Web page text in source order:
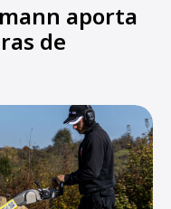
aporta
de